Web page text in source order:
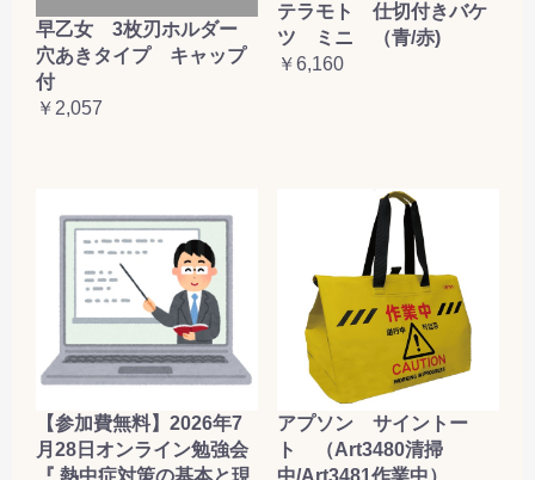
早乙女 3枚刃ホルダー
穴あきタイプ キャップ
付
￥2,057
テラモト 仕切付きバケ
ツ ミニ （青/赤)
￥6,160
【参加費無料】2026年7
月28日オンライン勉強会
『 熱中症対策の基本と現
アプソン サイントー
ト （Art3480清掃
中/Art3481作業中）